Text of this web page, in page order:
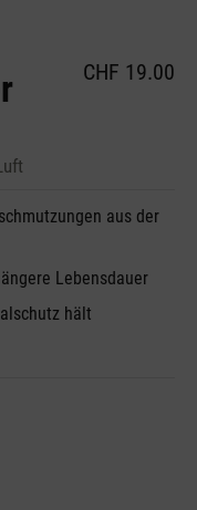
CHF 19.00
aus der
Lebensdauer
hält